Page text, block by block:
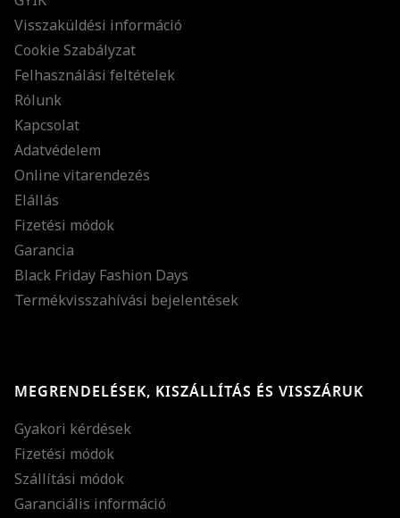
Visszaküldési információ
Cookie Szabályzat
Felhasználási feltételek
Rólunk
Kapcsolat
Adatvédelem
Online vitarendezés
Elállás
Fizetési módok
Garancia
Black Friday Fashion Days
Termékvisszahívási bejelentések
MEGRENDELÉSEK, KISZÁLLÍTÁS ÉS VISSZÁRUK
Gyakori kérdések
Fizetési módok
Szállítási módok
Garanciális információ